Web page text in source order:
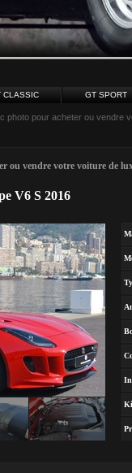
CLASSIC GT SPORT
photo pour acheter ou vendre
ou vendre votre voiture de
V6 S 2016